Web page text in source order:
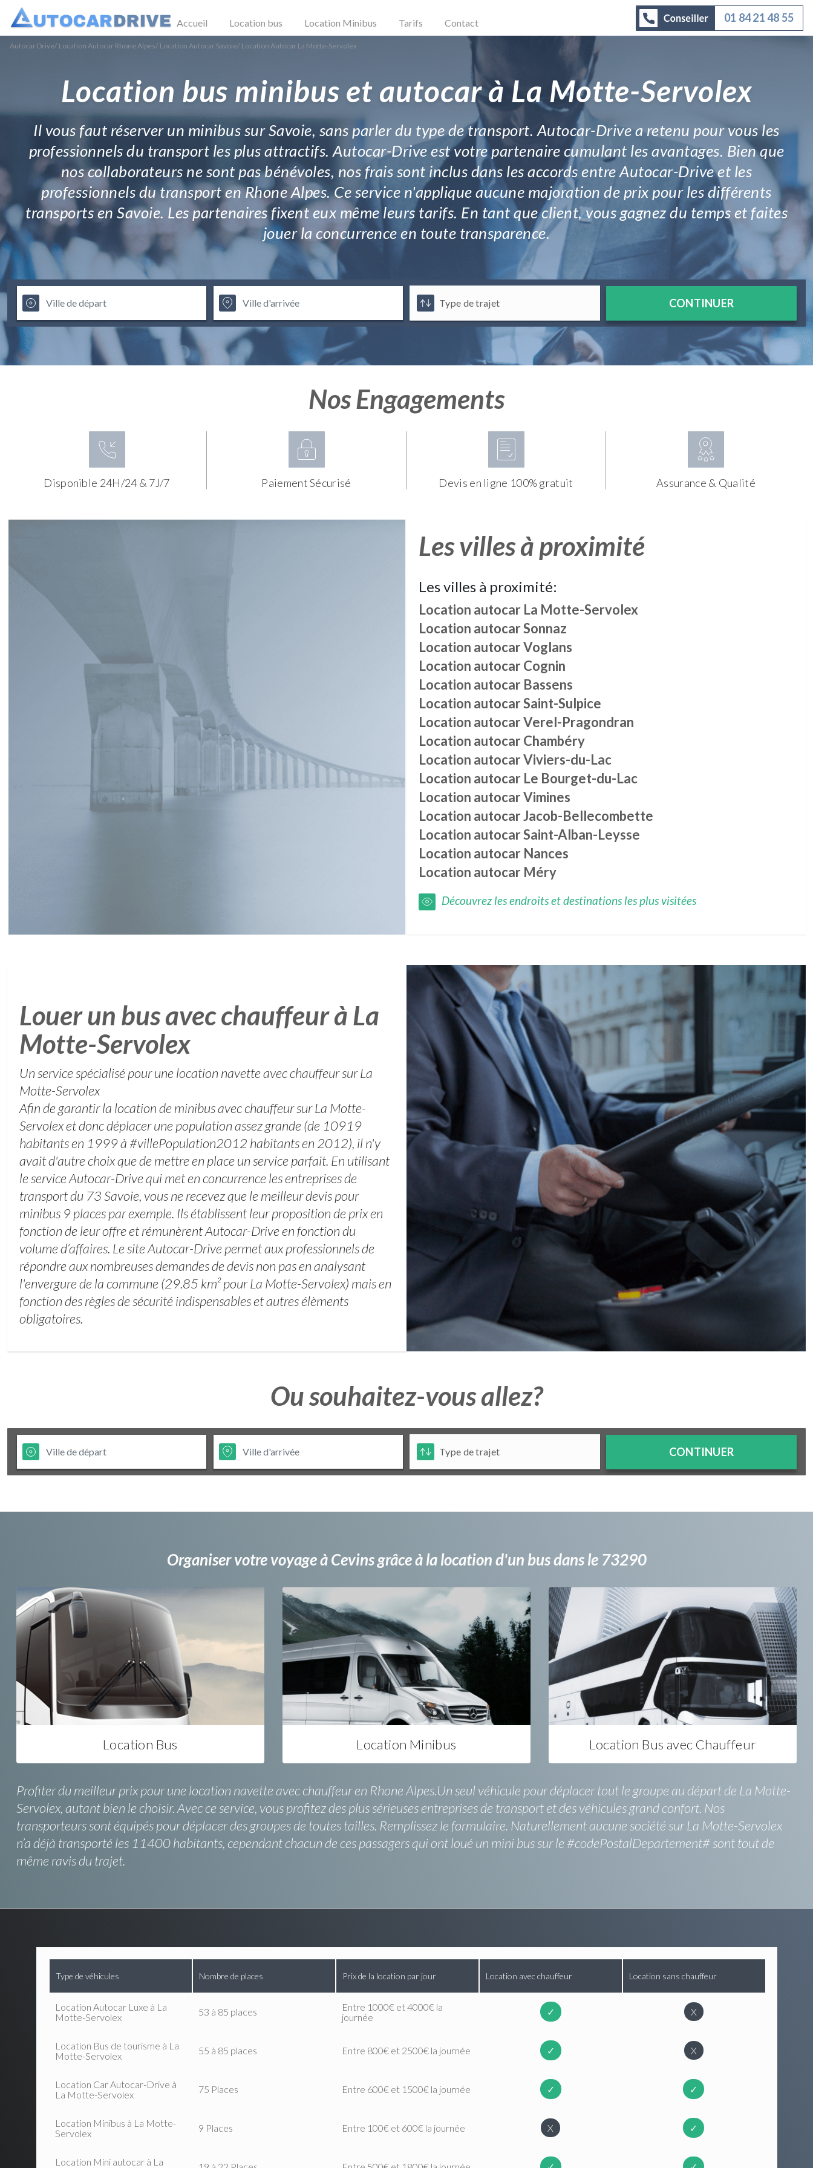
Accueil Location bus Location Minibus Tarifs Contact 01 84 21 48 55
Autocar Drive/ Location Autocar Rhone Alpes/ Location Autocar Savoie/ Location Autocar La Motte-Servolex
Location bus minibus et autocar à La Motte-Servolex
Il vous faut réserver un minibus sur Savoie, sans parler du type de transport. Autocar-Drive a retenu pour vous les
professionnels du transport les plus attractifs. Autocar-Drive est votre partenaire cumulant les avantages. Bien que
nos collaborateurs ne sont pas bénévoles, nos frais sont inclus dans les accords entre Autocar-Drive et les
professionnels du transport en Rhone Alpes. Ce service n'applique aucune majoration de prix pour les différents
transports en Savoie. Les partenaires fixent eux même leurs tarifs. En tant que client, vous gagnez du temps et faites
jouer la concurrence en toute transparence.
CONTINUER
Nos Engagements
Disponible 24H/24 & 7J/7 Paiement Sécurisé Devis en ligne 100% gratuit Assurance & Qualité
Les villes à proximité
Les villes à proximité:
Location autocar La Motte-Servolex
Location autocarSonnaz
Location autocarVoglans
Location autocarCognin
Location autocar Bassens
Location autocarSaint-Sulpice
Location autocarVerel-Pragondran
Location autocarChambéry
Location autocarViviers-du-Lac
Location autocar Le Bourget-du-Lac
Location autocarVimines
Location autocarJacob-Bellecombette
Location autocarSaint-Alban-Leysse
Location autocar Nances
Location autocar Méry
Découvrez les endroits et destinations les plus visitées
Louer un bus avec chauffeur à La
Motte-Servolex
Un service spécialisé pour une location navette avec chauffeur sur La
Motte-Servolex
Afin de garantir la location de minibus avec chauffeur sur La Motte-
Servolex et donc déplacer une population assez grande (de 10919
habitants en 1999 à #villePopulation2012 habitants en 2012), il n'y
avait d'autre choix que de mettre en place un service parfait. En utilisant
le service Autocar-Drive qui met en concurrence les entreprises de
transport du 73 Savoie, vous ne recevez que le meilleur devis pour
minibus 9 places par exemple. Ils établissent leur proposition de prix en
fonction de leur offre et rémunèrent Autocar-Drive en fonction du
volume d’affaires. Le site Autocar-Drive permet aux professionnels de
répondre aux nombreuses demandes de devis non pas en analysant
l'envergure de la commune (29.85 km² pour La Motte-Servolex) mais en
fonction des règles de sécurité indispensables et autres élèments
obligatoires.
Ou souhaitez-vous allez?
CONTINUER
Organiser votre voyage à Cevins grâce à la location d'un bus dans le 73290
Location Bus Location Minibus Location Bus avec Chauffeur
Profiter du meilleur prix pour une location navette avec chauffeur en Rhone Alpes.Un seul véhicule pour déplacer tout le groupe au départ de La Motte-
Servolex, autant bien le choisir. Avec ce service, vous profitez des plus sérieuses entreprises de transport et des véhicules grand confort. Nos
transporteurs sont équipés pour déplacer des groupes de toutes tailles. Remplissez le formulaire. Naturellement aucune société sur La Motte-Servolex
n’a déjà transporté les 11400 habitants, cependant chacun de ces passagers qui ont loué un mini bus sur le #codePostalDepartement# sont tout de
même ravis du trajet.
Type de véhicules Nombre de places Prix de la location par jour Location avec chauffeur Location sans chauffeur
Location Autocar Luxe à La
Motte-Servolex
53 à 85 places
Entre 1000€ et 4000€ la
journée
✓ X
Location Bus de tourisme à La
Motte-Servolex
55 à 85 places Entre 800€ et 2500€ la journée ✓ X
Location Car Autocar-Drive à
La Motte-Servolex
75 Places Entre 600€ et 1500€ la journée ✓ ✓
Location Minibus à La Motte-
Servolex
9 Places Entre 100€ et 600€ la journée X ✓
Location Mini autocar à La